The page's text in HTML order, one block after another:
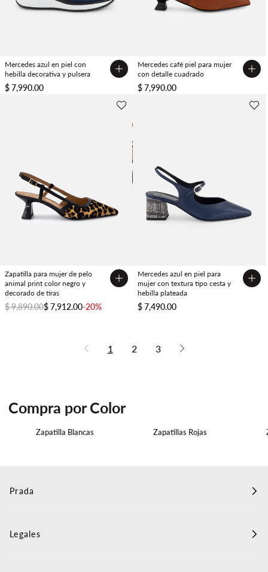
Mercedes azul en piel con
hebilla decorativa y pulsera
$ 7,990.00
Mercedes café piel para mujer
con detalle cuadrado
$ 7,990.00
Zapatilla para mujer de pelo
animal print color negro y
decorado de tiras
$ 9,890.00$ 7,912.00-20%
Mercedes azul en piel para
mujer con textura tipo cesta y
hebilla plateada
$ 7,490.00
1 2 3
Compra por Color
Zapatilla Blancas Zapatillas Rojas
Prada
Legales